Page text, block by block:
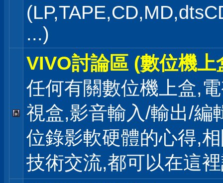
...)
VIVO討論區 (數位機上
任何有關數位機上盒,
視盒,影音輸入/輸出/編
位錄影軟硬體的心得,
技術交流,都可以在這